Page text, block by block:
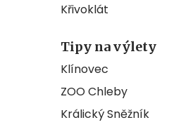
Křivoklát
Tipy na výlety
Klínovec
ZOO Chleby
Králický Sněžník